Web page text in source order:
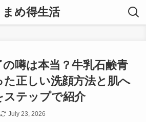
まめ得生活
の噂は本当？牛乳石鹸青
た正しい洗顔方法と肌へ
ステップで紹介
July 23, 2026